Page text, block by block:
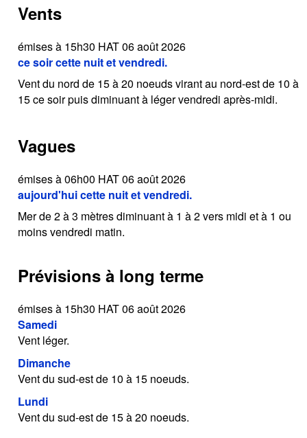
Vents
émises à 15h30 HAT 06 août 2026
ce soir cette nuit et vendredi.
Vent du nord de 15 à 20 noeuds virant au nord-est de 10 à
15 ce soir puis diminuant à léger vendredi après-midi.
Vagues
émises à 06h00 HAT 06 août 2026
aujourd'hui cette nuit et vendredi.
Mer de 2 à 3 mètres diminuant à 1 à 2 vers midi et à 1 ou
moins vendredi matin.
Prévisions à long terme
émises à 15h30 HAT 06 août 2026
Samedi
Vent léger.
Dimanche
Vent du sud-est de 10 à 15 noeuds.
Lundi
Vent du sud-est de 15 à 20 noeuds.